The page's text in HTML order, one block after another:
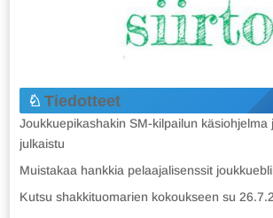
Tiedotteet
Joukkuepikashakin SM-kilpailun käsiohjelma
julkaistu
Muistakaa hankkia pelaajalisenssit
Kutsu shakkituomarien kokoukseen su